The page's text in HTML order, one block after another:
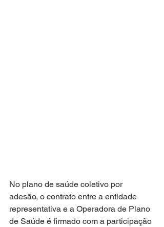
No plano de saúde coletivo por
adesão, o contrato entre a entidade
representativa e a Operadora de Plano
de Saúde é firmado com a participação